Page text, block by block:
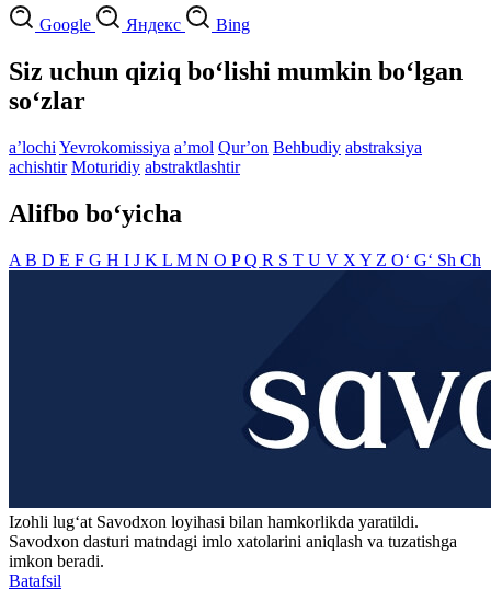
Google Яндекс Bing
Siz uchun qiziq bo‘lishi mumkin bo‘lgan
so‘zlar
aʼlochi Yevrokomissiya aʼmol Qurʼon Behbudiy abstraksiya
achishtir Moturidiy abstraktlashtir
Alifbo bo‘yicha
A B D E F G H I J K L M N O PQ R S T U V X Y Z O‘ G‘ Sh Ch
Izohli lugʻat Savodxon loyihasi bilan hamkorlikda yaratildi.
Savodxon dasturi matndagi imlo xatolarini aniqlash va tuzatishga
imkon beradi.
Batafsil